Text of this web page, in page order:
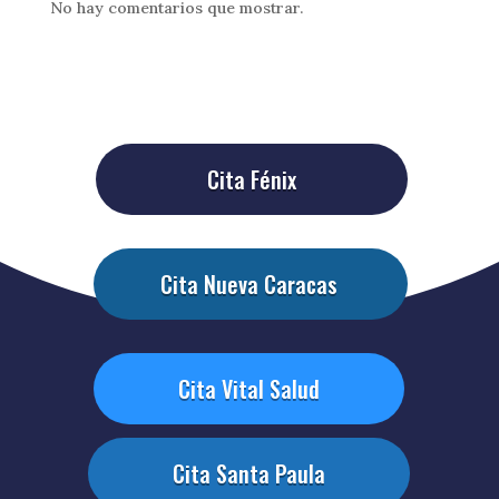
No hay comentarios que mostrar.
Cita Fénix
Cita Nueva Caracas
Cita Vital Salud
Cita Santa Paula